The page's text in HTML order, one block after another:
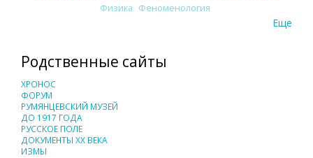
Физика Феноменология
Еще
Родственные сайты
ХРОНОС
ФОРУМ
РУМЯНЦЕВСКИЙ МУЗЕЙ
ДО 1917 ГОДА
РУССКОЕ ПОЛЕ
ДОКУМЕНТЫ XX ВЕКА
ИЗМЫ